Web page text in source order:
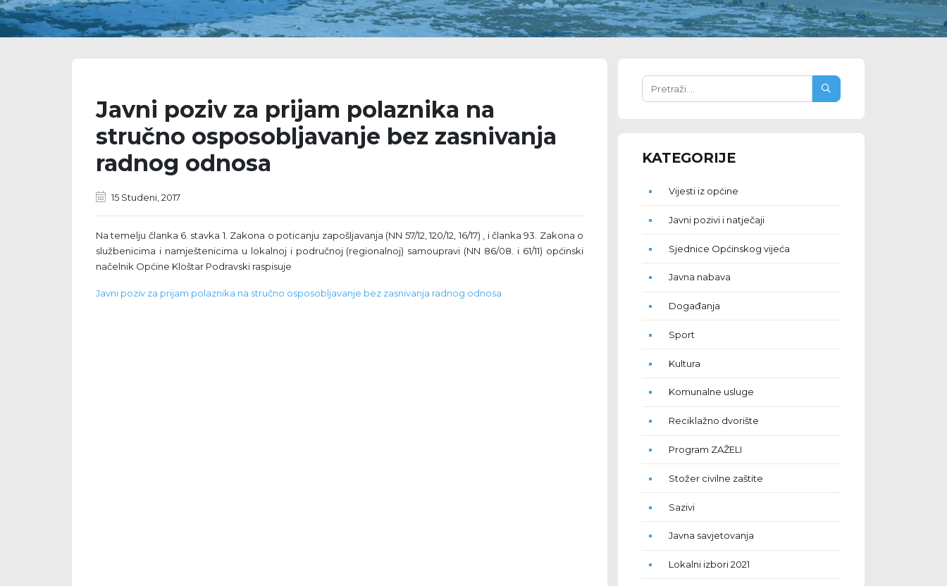
Javni poziv za prijam polaznika na
stručno osposobljavanje bez zasnivanja
radnog odnosa
15 Studeni, 2017
Na temelju članka 6. stavka 1. Zakona o poticanju zapošljavanja (NN 57/12, 120/12, 16/17) , i članka 93. Zakona o
službenicima i namještenicima u lokalnoj i područnoj (regionalnoj) samoupravi (NN 86/08. i 61/11) općinski
načelnik Općine Kloštar Podravski raspisuje
Javni poziv za prijam polaznika na stručno osposobljavanje bez zasnivanja radnog odnosa
KATEGORIJE
Vijesti iz općine
Javni pozivi i natječaji
Sjednice Općinskog vijeća
Javna nabava
Događanja
Sport
Kultura
Komunalne usluge
Reciklažno dvorište
Program ZAŽELI
Stožer civilne zaštite
Sazivi
Javna savjetovanja
Lokalni izbori 2021